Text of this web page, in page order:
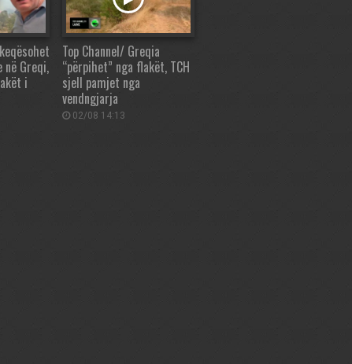
Greqi,
i
Top Channel/ Greqia
“përpihet” nga flakët, TCH
sjell pamjet nga
vendngjarja
02/08 14:13